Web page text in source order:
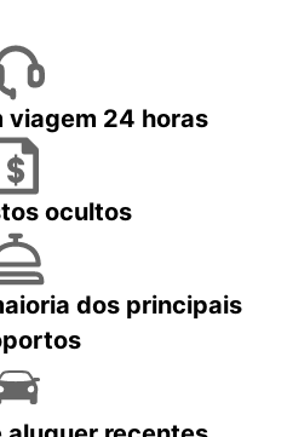
viagem 24 horas
ocultos
dos principais